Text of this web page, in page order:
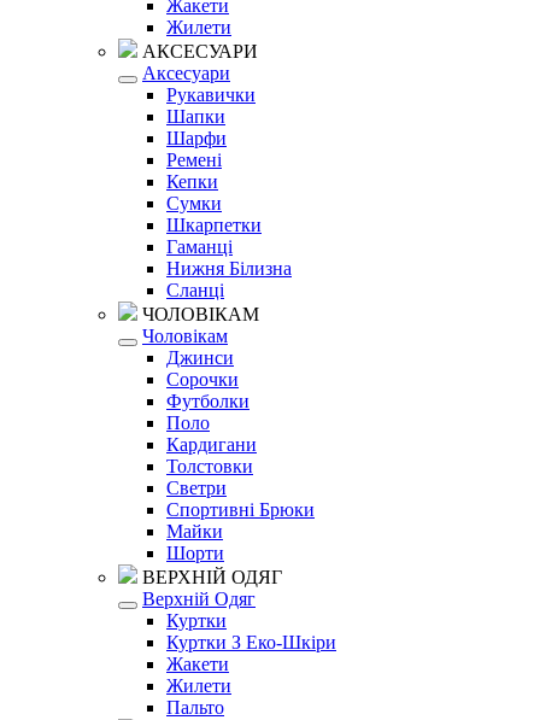
Жакети
Жилети
АКСЕСУАРИ
Аксесуари
Рукавички
Шапки
Шарфи
Ремені
Кепки
Сумки
Шкарпетки
Гаманці
Нижня Білизна
Сланці
ЧОЛОВІКАМ
Чоловікам
Джинси
Сорочки
Футболки
Поло
Кардигани
Толстовки
Светри
Спортивні Брюки
Майки
Шорти
ВЕРХНІЙ ОДЯГ
Верхній Одяг
Куртки
Куртки З Еко-Шкіри
Жакети
Жилети
Пальто